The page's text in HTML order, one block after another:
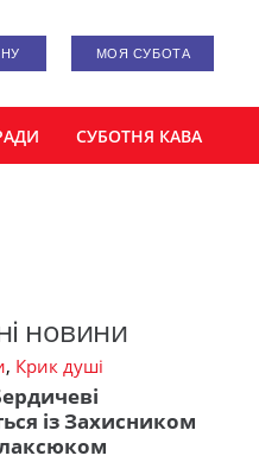
МОЯ СУБОТА
СУБОТНЯ КАВА
новини
, Крик душі
із Захисником